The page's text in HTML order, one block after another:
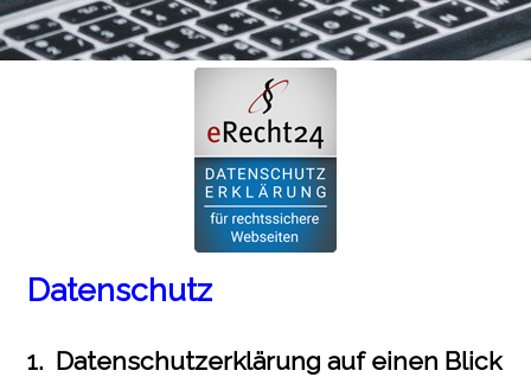
Datenschutz
1. Datenschutzerklärung auf einen Blick